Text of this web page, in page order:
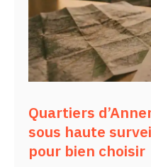
Quartiers
sous haute
pour bien choisir